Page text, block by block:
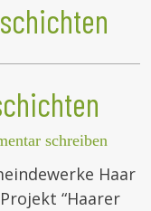
schreiben
Haar
“Haarer